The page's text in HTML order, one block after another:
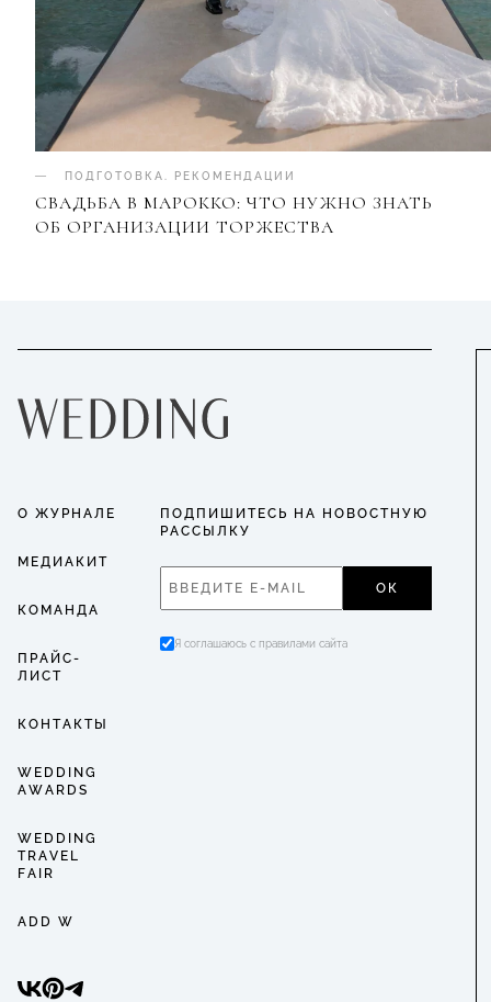
ПОДГОТОВКА РЕКОМЕНДАЦИИ
СВАДЬБА В МАРОККО: ЧТО НУЖНО ЗНАТЬ
ОБ ОРГАНИЗАЦИИ ТОРЖЕСТВА
О ЖУРНАЛЕ
МЕДИАКИТ
КОМАНДА
ПРАЙС-
ЛИСТ
КОНТАКТЫ
WEDDING
AWARDS
WEDDING
TRAVEL
FAIR
ADD W
ПОДПИШИТЕСЬ НА НОВОСТНУЮ
РАССЫЛКУ
ОК
Я соглашаюсь с правилами сайта